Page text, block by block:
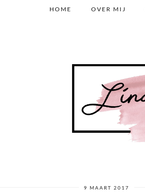
HOME OVER MIJ
9 MAART 2017